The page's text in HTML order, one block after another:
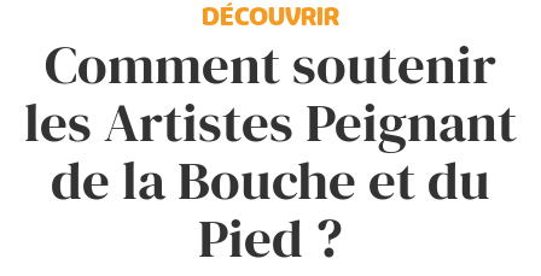
DÉCOUVRIR
Comment soutenir
les Artistes Peignant
de la Bouche et du
Pied ?